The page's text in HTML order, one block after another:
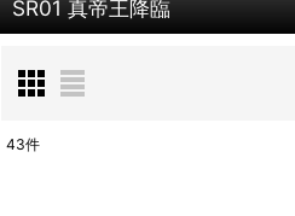
SR01 真帝王降臨
43件